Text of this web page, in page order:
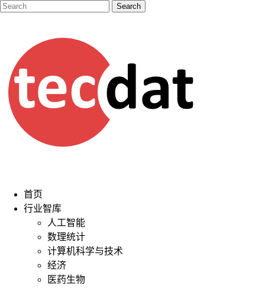
首页
行业智库
人工智能
数理统计
计算机科学与技术
经济
医药生物